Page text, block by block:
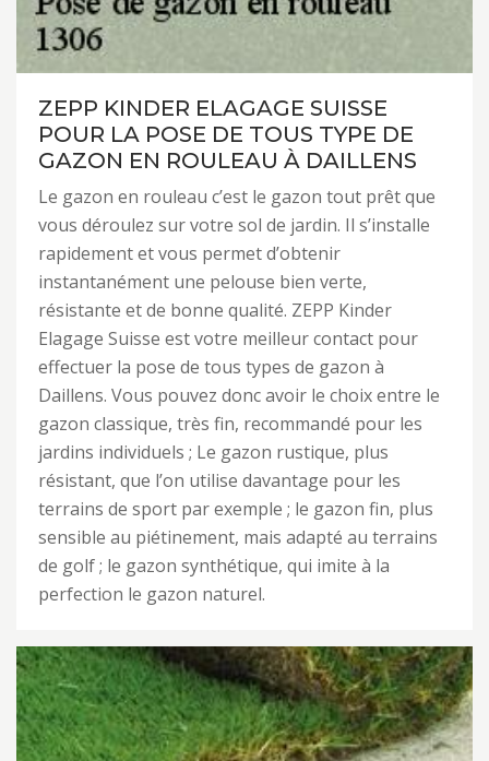
ZEPP KINDER ELAGAGE SUISSE
POUR LA POSE DE TOUS TYPE DE
GAZON EN ROULEAU À DAILLENS
Le gazon en rouleau c’est le gazon tout prêt que
vous déroulez sur votre sol de jardin. Il s’installe
rapidement et vous permet d’obtenir
instantanément une pelouse bien verte,
résistante et de bonne qualité. ZEPP Kinder
Elagage Suisse est votre meilleur contact pour
effectuer la pose de tous types de gazon à
Daillens. Vous pouvez donc avoir le choix entre le
gazon classique, très fin, recommandé pour les
jardins individuels ; Le gazon rustique, plus
résistant, que l’on utilise davantage pour les
terrains de sport par exemple ; le gazon fin, plus
sensible au piétinement, mais adapté au terrains
de golf ; le gazon synthétique, qui imite à la
perfection le gazon naturel.